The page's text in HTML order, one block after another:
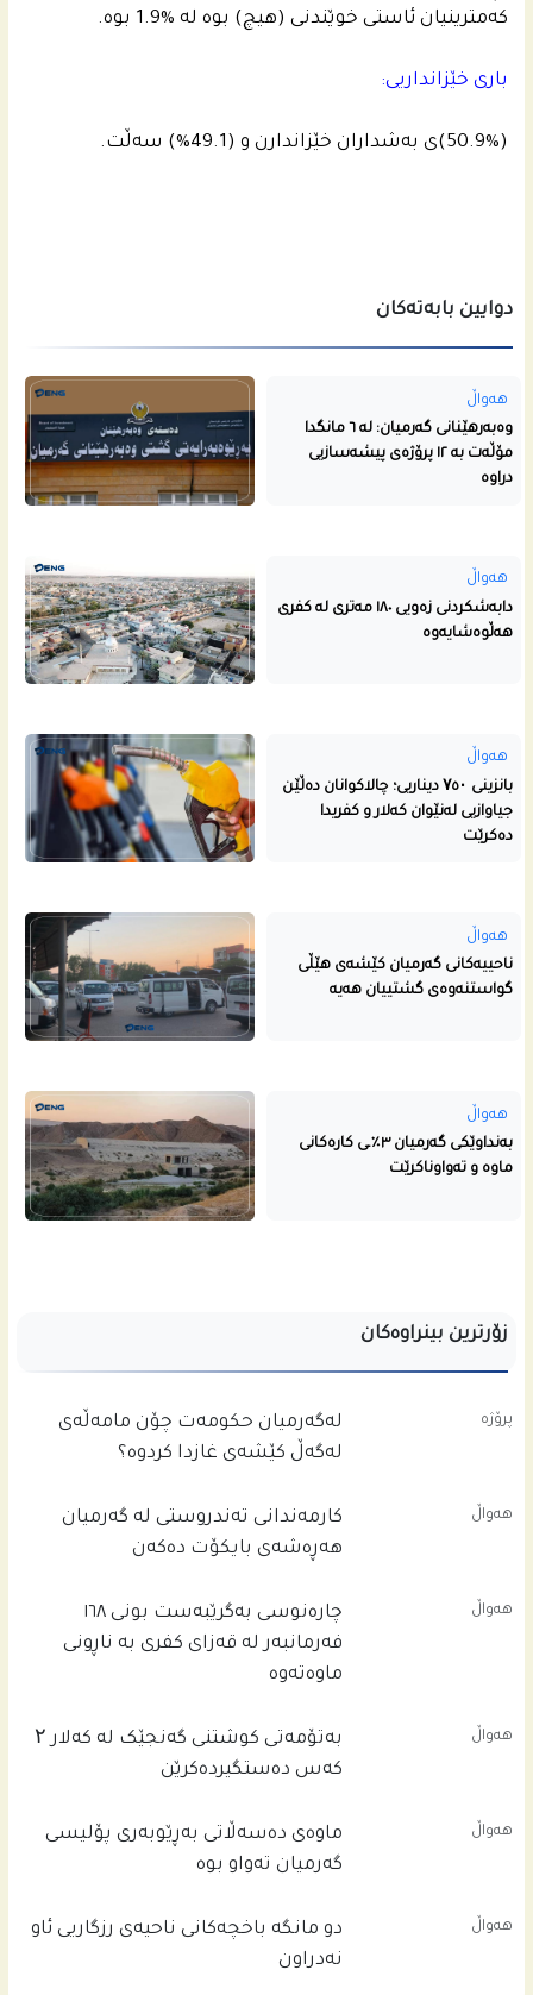
كه‌مترینیان ئاستى خوێندنى (هیچ) بوه‌ له‌ %1.9 بوه‌.
باری خێزانداریی:
(50.9%)ى به‌شداران خێزاندارن و (49.1%) سه‌ڵت.
دوایین بابەتەکان
هەواڵ
وەبەرهێنانی گەرمیان: لە ٦ مانگدا
مۆڵەت بە ١٢ پرۆژەی پیشەسازیی
دراوە
هەواڵ
دابەشکردنی زەویی ١٨٠ مەتری لە کفری
هەڵوەشایەوە
هەواڵ
بانزینی ۷٥۰ دیناریی؛ چالاکوانان دەڵێن
جیاوازیی لەنێوان کەلار و کفریدا
دەکرێت
هەواڵ
ناحییه‌كانى گه‌رمیان كێشه‌ى هێڵى
گواستنه‌وه‌ى گشتییان هه‌یه‌
هەواڵ
بەنداوێکی گەرمیان ٣٪ـی کارەکانی
ماوە و تەواوناکرێت
زۆرترین بینراوەکان
پرۆژە
له‌گه‌رمیان حكومه‌ت چۆن مامه‌ڵه‌ى
له‌گه‌ڵ كێشه‌ى غازدا كردوه‌؟
هەواڵ
کارمەندانی تەندروستی لە گەرمیان
هەڕەشەی بایکۆت دەکەن
هەواڵ
چاره‌نوسى به‌گرێبه‌ست بونى ١٦٨
فه‌رمانبه‌ر له‌ قه‌زاى كفرى به‌ ناڕونى
ماوه‌ته‌وه‌
هەواڵ
بەتۆمەتی کوشتنی گەنجێک لە کەلار ۲
کەس دەستگیردەکرێن
هەواڵ
ماوەی دەسەڵاتی بەڕێوبەری پۆلیسی
گەرمیان تەواو بوە
هەواڵ
دو مانگە باخچەکانی ناحیەی رزگاریی ئاو
نەدراون